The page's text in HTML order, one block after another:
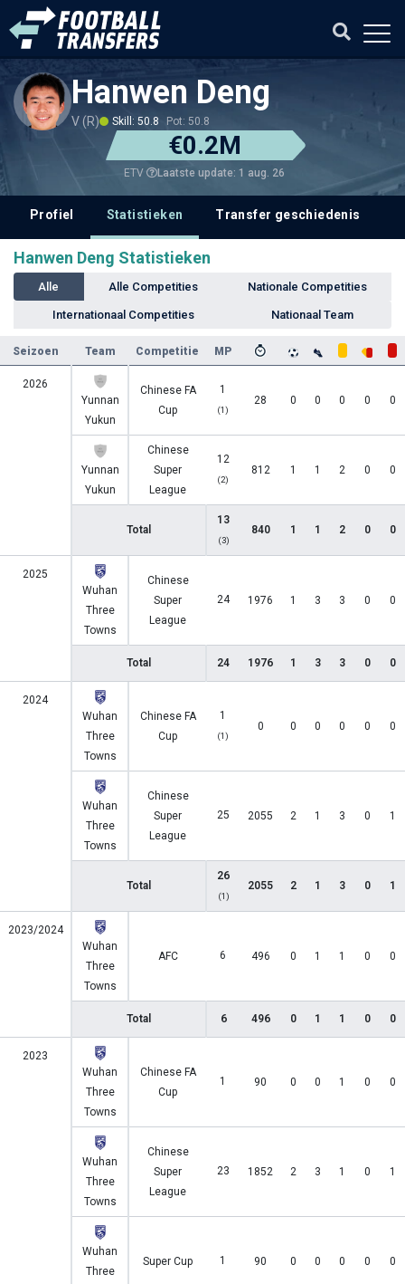
Hanwen Deng
V (R) Skill: 50.8 Pot: 50.8
€0.2M
ETV Laatste update: 1 aug. 26
Profiel Statistieken Transfer geschiedenis
Hanwen Deng Statistieken
Alle Alle Competities Nationale Competities
Internationaal Competities Nationaal Team
Seizoen Team Competitie MP
2026
Yunnan
Yukun
Chinese FA
Cup
1
(1)
28 0 0 0 0 0
Yunnan
Yukun
Chinese
Super
League
12
(2)
812 1 1 2 0 0
Total
13
(3)
840 1 1 2 0 0
2025
Wuhan
Three
Towns
Chinese
Super
League
24 1976 1 3 3 0 0
Total 24 1976 1 3 3 0 0
2024
Wuhan
Three
Towns
Chinese FA
Cup
1
(1)
0 0 0 0 0 0
Wuhan
Three
Towns
Chinese
Super
League
25 2055 2 1 3 0 1
Total
26
(1)
2055 2 1 3 0 1
2023/2024
Wuhan
Three
Towns
AFC 6 496 0 1 1 0 0
Total 6 496 0 1 1 0 0
2023
Wuhan
Three
Towns
Chinese FA
Cup
1 90 0 0 1 0 0
Wuhan
Three
Towns
Chinese
Super
League
23 1852 2 3 1 0 1
Wuhan
Three
Super Cup 1 90 0 0 0 0 0